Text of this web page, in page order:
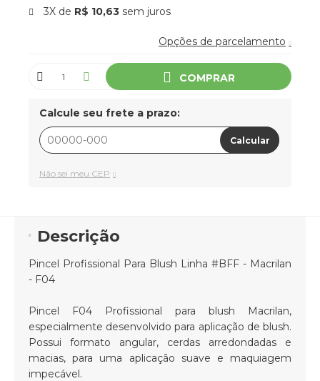
3X de R$ 10,63 sem juros
Opções de parcelamento
COMPRAR
Calcule seu frete a prazo:
Não sei meu CEP
Calcular
Descrição
Pincel Profissional Para Blush Linha #BFF - Macrilan
- F04
Pincel F04 Profissional para blush Macrilan,
especialmente desenvolvido para aplicação de blush.
Possui formato angular, cerdas arredondadas e
macias, para uma aplicação suave e maquiagem
impecável.